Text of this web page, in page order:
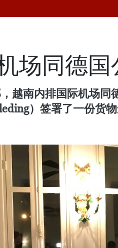
场同德
越南内排国际机场
）签署了一份货物